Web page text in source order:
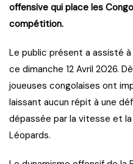
offensive qui place les
compétition.
Le public présent a assisté
ce dimanche 12 Avril 2026.
joueuses congolaises ont
laissant aucun répit à une
dépassée par la vitesse et
Léopards.